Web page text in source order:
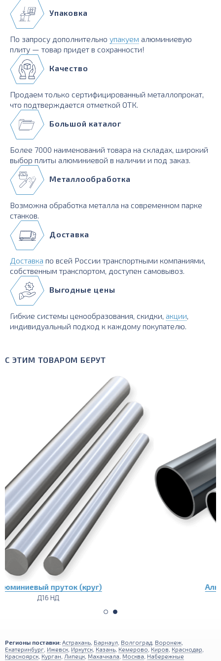
Упаковка
По запросу дополнительно упакуем алюминиевую
плиту — товар придет в сохранности!
Качество
Продаем только сертифицированный металлопрокат,
что подтверждается отметкой ОТК.
Большой каталог
Более 7000 наименований товара на складах, широкий
выбор плиты алюминиевой в наличии и под заказ.
Металлообработка
Возможна обработка металла на современном парке
станков.
Доставка
Доставка по всей России транспортными компаниями,
собственным транспортом, доступен самовывоз.
Выгодные цены
Гибкие системы ценообразования, скидки, акции,
индивидуальный подход к каждому покупателю.
С ЭТИМ ТОВАРОМ БЕРУТ
Алюминиевая круглая труба
Регионы поставки: Астрахань Барнаул Волгоград Воронеж
Екатеринбург Ижевск Иркутск Казань Кемерово Киров Краснодар
Красноярск Курган Липецк Махачкала Москва Набережные